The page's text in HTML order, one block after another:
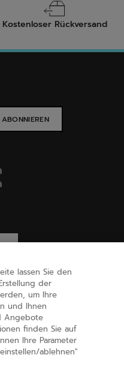
Kostenloser Rückversand
ABONNIEREN
lassen Sie den
der
um Ihre
und Ihnen
Angebote
finden Sie auf
Ihre Parameter
ablehnen"